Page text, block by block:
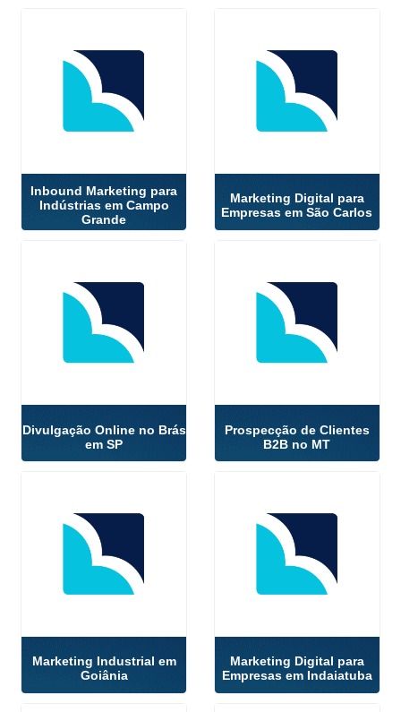
Inbound Marketing para
Indústrias em Campo
Grande
Marketing Digital para
Empresas em São Carlos
Divulgação Online no Brás
em SP
Prospecção de Clientes
B2B no MT
Marketing Industrial em
Goiânia
Marketing Digital para
Empresas em Indaiatuba